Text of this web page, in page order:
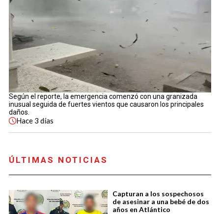
Según el reporte, la emergencia comenzó con una granizada
inusual seguida de fuertes vientos que causaron los principales
daños.
Hace 3 días
ÚLTIMAS NOTICIAS
Capturan a los sospechosos
de asesinar a una bebé de dos
años en Atlántico